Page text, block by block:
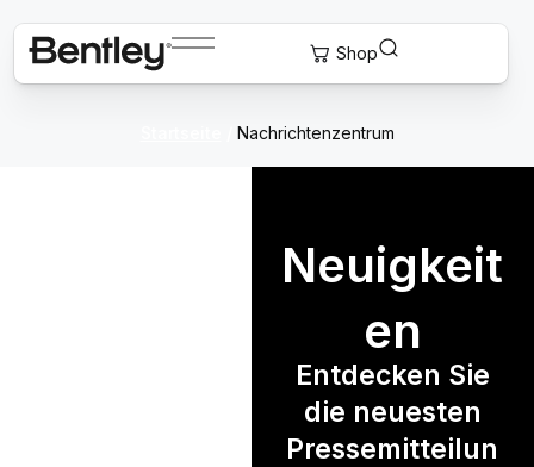
Nachrichtenzentrum
Neuigkeit
en
Entdecken Sie
die neuesten
Pressemitteilun